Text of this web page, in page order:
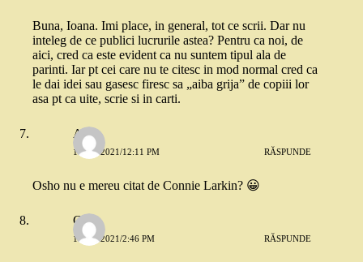
Buna, Ioana. Imi place, in general, tot ce scrii. Dar nu
inteleg de ce publici lucrurile astea? Pentru ca noi, de
aici, cred ca este evident ca nu suntem tipul ala de
parinti. Iar pt cei care nu te citesc in mod normal cred ca
le dai idei sau gasesc firesc sa „aiba grija” de copiii lor
asa pt ca uite, scrie si in carti.
Ana
1 MAI 2021/12:11 PM RĂSPUNDE
Osho nu e mereu citat de Connie Larkin? 😀
Cora
1 MAI 2021/2:46 PM RĂSPUNDE